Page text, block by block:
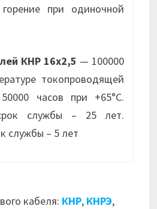
горение при одиночной
КНР 16х2,5 — 100000
токопроводящей
часов при +65°С.
службы – 25 лет.
службы – 5 лет
кабеля: КНР, КНРЭ,